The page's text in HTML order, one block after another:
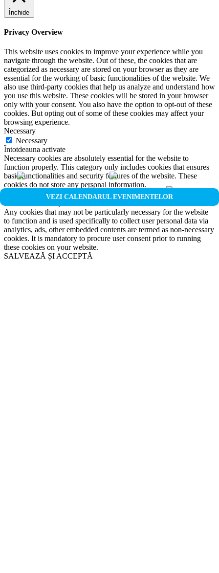
VEZI CALENDARUL EVENIMENTELOR
Închide
Privacy Overview
This website uses cookies to improve your experience while you
navigate through the website. Out of these, the cookies that are
categorized as necessary are stored on your browser as they are
essential for the working of basic functionalities of the website. We
also use third-party cookies that help us analyze and understand how
you use this website. These cookies will be stored in your browser
only with your consent. You also have the option to opt-out of these
cookies. But opting out of some of these cookies may affect your
browsing experience.
Necessary
Necessary
Întotdeauna activate
Necessary cookies are absolutely essential for the website to
function properly. This category only includes cookies that ensures
basic functionalities and security features of the website. These
cookies do not store any personal information.
Non-necessary
Any cookies that may not be particularly necessary for the website
to function and is used specifically to collect user personal data via
analytics, ads, other embedded contents are termed as non-necessary
cookies. It is mandatory to procure user consent prior to running
these cookies on your website.
SALVEAZĂ ȘI ACCEPTĂ